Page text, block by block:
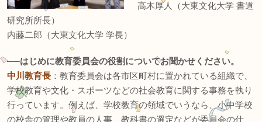
高木厚人（大東文化大学 書道
研究所所長）
内藤二郎（大東文化大学 学長）
──はじめに教育委員会の役割についてお聞かせください。
中川教育長 ：教育委員会は各市区町村に置かれている組織で、
学校教育や文化・スポーツなどの社会教育に関する事務を執り
行っています。例えば、学校教育の領域でいうなら、小中学校
の校舎の管理や教員の人事、教科書の選定などが委員会の仕